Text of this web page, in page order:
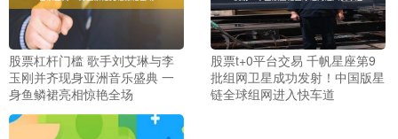
股票杠杆门槛 歌手刘艾琳与李
玉刚并齐现身亚洲音乐盛典 一
身鱼鳞裙亮相惊艳全场
股票t+0平台交易 千帆星座第9
批组网卫星成功发射！中国版星
链全球组网进入快车道